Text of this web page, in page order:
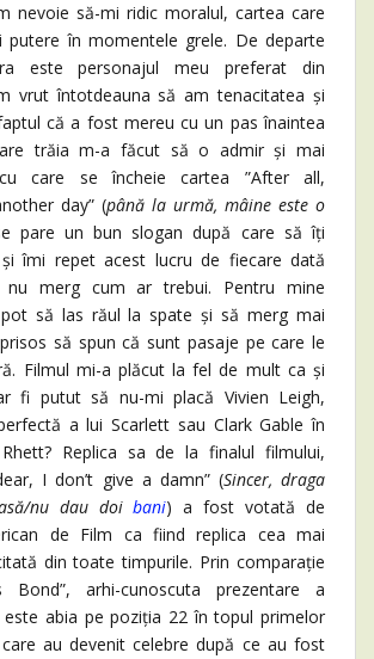
nevoie să-mi ridic moralul, cartea care
în momentele grele. De departe
este personajul meu preferat din
vrut întotdeauna să am tenacitatea și
că a fost mereu cu un pas înaintea
trăia m-a făcut să o admir și mai
care se încheie cartea ”After all,
day” (până la urmă, mâine este o
pare un bun slogan după care să îți
îmi repet acest lucru de fiecare dată
nu merg cum ar trebui. Pentru mine
să las răul la spate și să merg mai
să spun că sunt pasaje pe care le
Filmul mi-a plăcut la fel de mult ca și
fi putut să nu-mi placă Vivien Leigh,
a lui Scarlett sau Clark Gable în
Replica sa de la finalul filmului,
I don’t give a damn” (Sincer, draga
nu dau doibani) a fost votată de
de Film ca fiind replica cea mai
din toate timpurile. Prin comparație
Bond”, arhi-cunoscuta prezentare a
este abia pe poziția 22 în topul primelor
au devenit celebre după ce au fost